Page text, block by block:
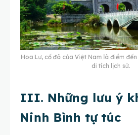
Hoa Lư, cố đô của Việt Nam là điểm
di tích lịch sử.
III. Những lưu ý
Ninh Bình tự túc